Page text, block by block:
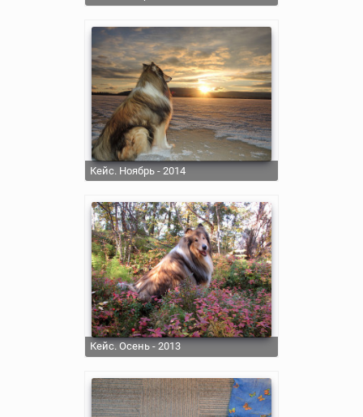
Кейс. Ноябрь - 2014
Кейс. Осень - 2013